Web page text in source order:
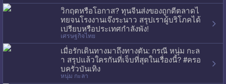
วิกฤตหรือโอกาส? ทุนจีนส่งของถูกตีตลาดไ
ทยจนโรงงานเจ๊งระนาว สรุปเราผู้บริโภคได้
เปรียบหรือประเทศกำลังพัง!
เศรษฐกิจไทย
เมื่อรักเดินทางมาถึงทางตัน: กรณี หนุ่ม กะล
า สรุปแล้วใครกันที่เจ็บที่สุดในเรื่องนี้? #ครอ
บครัวบันเทิง
หนุ่ม กะลา